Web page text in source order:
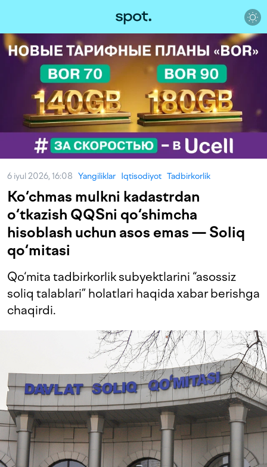
6 iyul 2026, 16:08 Yangiliklar Iqtisodiyot Tadbirkorlik
Ko‘chmas mulkni kadastrdan
o‘tkazish QQSni qo‘shimcha
hisoblash uchun asos emas — Soliq
qo‘mitasi
Qo‘mita tadbirkorlik subyektlarini “asossiz
soliq talablari” holatlari haqida xabar berishga
chaqirdi.